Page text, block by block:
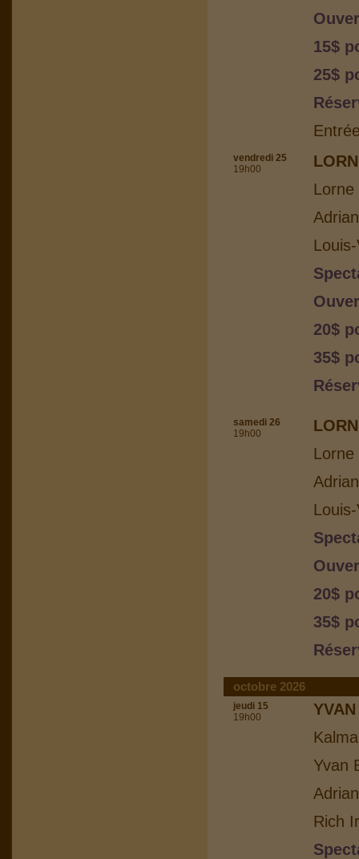
15$
25$
vendredi 25
19h00
Lorne
20$
35$
samedi 26
19h00
Lorne
20$
35$
octobre 2026
jeudi 15
19h00
Yvan
Rich